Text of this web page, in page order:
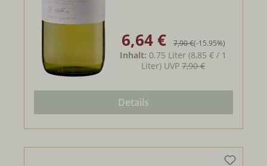
Verkaufspreis:
6,64 € Regulärer Preis:
7,90 €(-15.95%)
Inhalt: 0.75 Liter(8,85 € / 1
Liter) UVP7,90 €
Details